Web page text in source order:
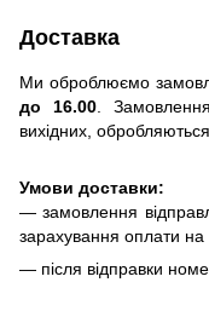
Доставка
Ми оброблюємо
до 16.00.
вихідних,
Умови доставки:
— замовлення
зарахування оплати на
— після відправки